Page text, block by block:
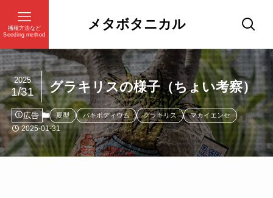
メタボタニカル
播種方法など
Seeding method
グラキリスの様子（ちょい考察）
2025
1/31
広告 夏型 パキポディウム グラキリス マカイエンセ
2025-01-31